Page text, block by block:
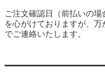
ご注文確認日（前払いの
を心がけておりますが、
でご連絡いたします。